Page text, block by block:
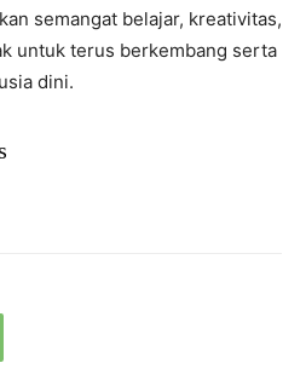
semangat belajar, kreativitas,
untuk terus berkembang serta
dini.